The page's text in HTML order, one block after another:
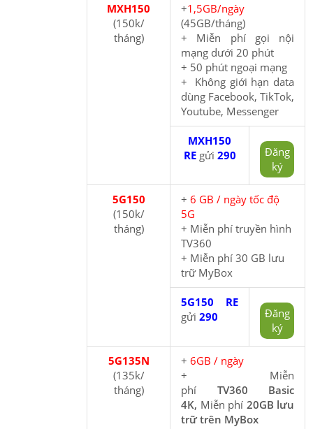
MXH150
(150k/
tháng)
+1,5GB/ngày
(45GB/tháng)
+ Miễn phí gọi nội
mạng dưới 20 phút
+ 50 phút ngoại mạng
+ Không giới hạn data
dùng Facebook, TikTok,
Youtube, Messenger
MXH150
RE gửi 290
Đăng
ký
5G150
(150k/
tháng)
+ 6 GB / ngày tốc độ
5G
+ Miễn phí truyền hình
TV360
+ Miễn phí 30 GB lưu
trữ MyBox
5G150 RE
gửi 290
Đăng
ký
5G135N
(135k/
tháng)
+ 6GB / ngày
+ Miễn
phí TV360 Basic
4K, Miễn phí 20GB lưu
trữ trên MyBox